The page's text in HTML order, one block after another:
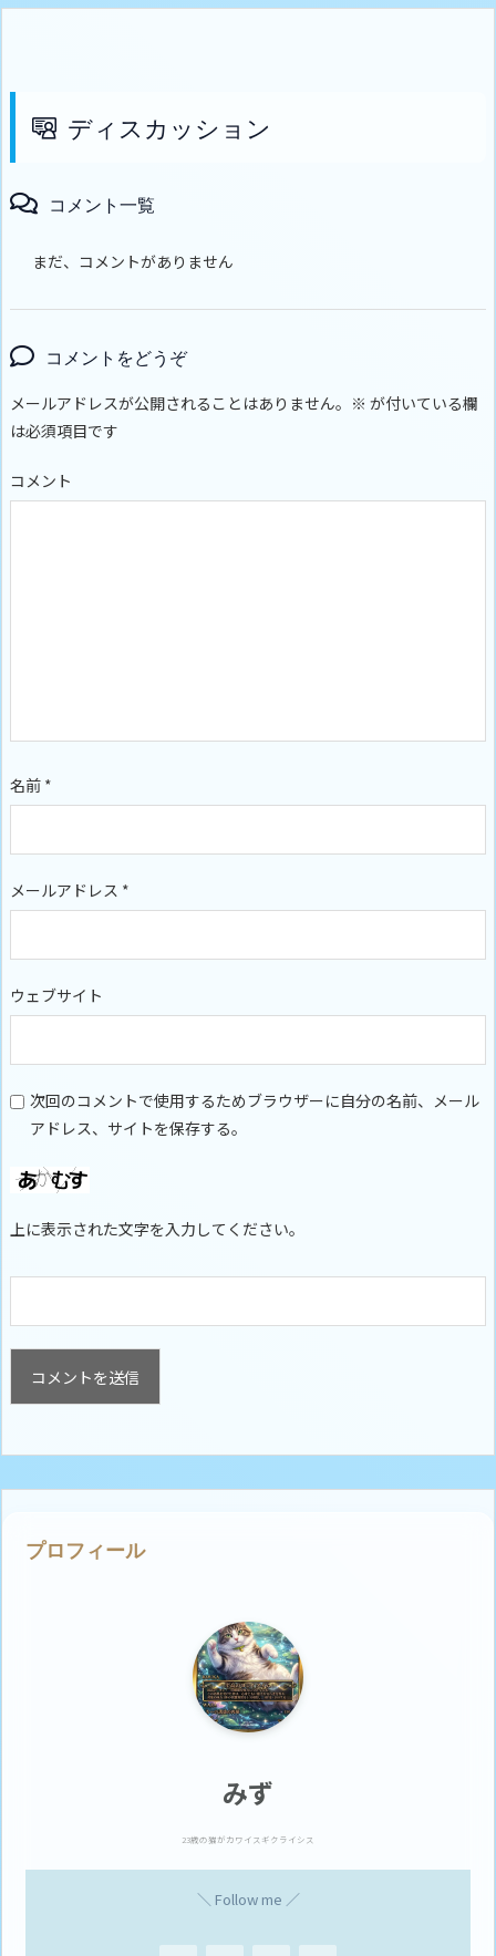
ディスカッション
コメント一覧
まだ、コメントがありません
コメントをどうぞ
メールアドレスが公開されることはありません。 ※ が付いている欄
は必須項目です
コメント
名前 *
メールアドレス *
ウェブサイト
次回のコメントで使用するためブラウザーに自分の名前、メール
アドレス、サイトを保存する。
上に表示された文字を入力してください。
プロフィール
みず
23歳の猫がカワイスギクライシス
＼ Follow me ／